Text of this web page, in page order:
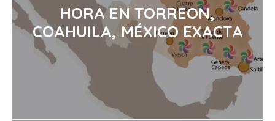
HORA EN TORREON,
COAHUILA, MÉXICO EXACTA